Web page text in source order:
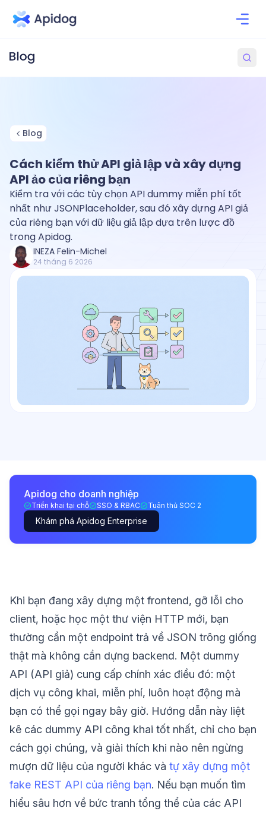
Blog
Cách kiểm thử API giả lập và xây dựng
API ảo của riêng bạn
Kiểm tra với các tùy chọn API dummy miễn phí tốt
nhất như JSONPlaceholder, sau đó xây dựng API giả
của riêng bạn với dữ liệu giả lập dựa trên lược đồ
trong Apidog.
INEZA Felin-Michel
24 tháng 6 2026
Apidog cho doanh nghiệp
Triển khai tại chỗ SSO & RBAC Tuân thủ SOC 2
Khám phá Apidog Enterprise
Khi bạn đang xây dựng một frontend, gỡ lỗi cho
client, hoặc học một thư viện HTTP mới, bạn
thường cần một endpoint trả về JSON trông giống
thật mà không cần dựng backend. Một dummy
API (API giả) cung cấp chính xác điều đó: một
dịch vụ công khai, miễn phí, luôn hoạt động mà
bạn có thể gọi ngay bây giờ. Hướng dẫn này liệt
kê các dummy API công khai tốt nhất, chỉ cho bạn
cách gọi chúng, và giải thích khi nào nên ngừng
mượn dữ liệu của người khác và tự xây dựng một
fake REST API của riêng bạn. Nếu bạn muốn tìm
hiểu sâu hơn về bức tranh tổng thể của các API